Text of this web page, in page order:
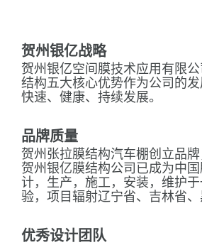
贺州银亿战略
贺州银亿空间膜技术应用有限
结构五大核心优势作为公司的
快速、健康、持续发展。
品牌质量
贺州张拉膜结构汽车棚创立品
贺州银亿膜结构公司已成为中
计，生产，施工，安装，维护
验，项目辐射辽宁省、吉林省
优秀设计团队